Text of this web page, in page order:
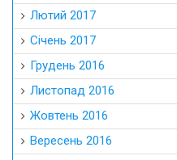
Лютий 2017
Січень 2017
Грудень 2016
Листопад 2016
Жовтень 2016
Вересень 2016